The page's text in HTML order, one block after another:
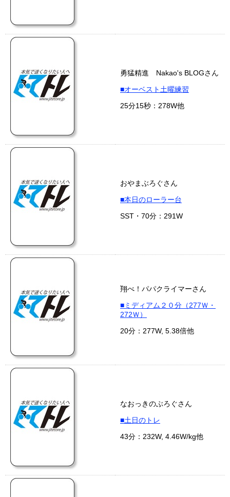
勇猛精進 Nakao's BLOGさん
■オーベスト土曜練習
25分15秒：278W他
おやまぶろぐさん
■本日のローラー台
SST・70分：291W
翔べ！パパクライマーさん
■ミディアム２０分（277Ｗ・
272Ｗ）
20分：277W, 5.38倍他
なおっきのぶろぐさん
■土日のトレ
43分：232W, 4.46W/kg他